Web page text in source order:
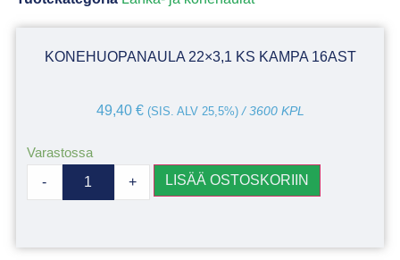
KONEHUOPANAULA 22×3,1 KS KAMPA 16AST
49,40 € (SIS. ALV 25,5%)/ 3600 KPL
Varastossa
- + LISÄÄ OSTOSKORIIN